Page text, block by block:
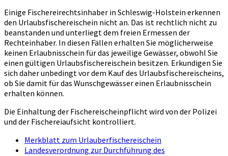
Einige Fischereirechtsinhaber in Schleswig-Holstein erkennen
den Urlaubsfischereischein nicht an. Das ist rechtlich nicht zu
beanstanden und unterliegt dem freien Ermessen der
Rechteinhaber. In diesen Fällen erhalten Sie möglicherweise
keinen Erlaubnisschein für das jeweilige Gewässer, obwohl Sie
einen gültigen Urlaubsfischereischein besitzen. Erkundigen Sie
sich daher unbedingt vor dem Kauf des Urlaubsfischereischeins,
ob Sie damit für das Wunschgewässer einen Erlaubnisschein
erhalten können.
Die Einhaltung der Fischereischeinpflicht wird von der Polizei
und der Fischereiaufsicht kontrolliert.
Merkblatt zum Urlauberfischereischein
Landesverordnung zur Durchführung des